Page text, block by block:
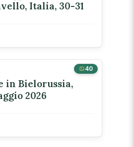
Italia, 30-31
40
in Bielorussia,
2026